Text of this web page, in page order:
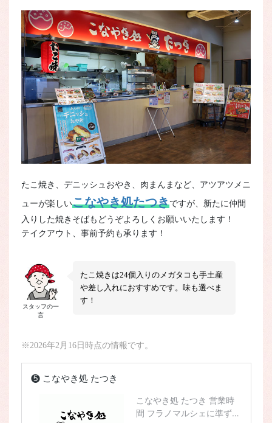
たこ焼き、デニッシュおやき、肉まんまなど、アツアツメニ
ューが楽しいこなやき処たつきですが、新たに仲間
入りした焼きそばもどうぞよろしくお願いいたします！
テイクアウト、事前予約も承ります！
スタッフの一
言
たこ焼きは24個入りのメガタコも手土産
や差し入れにおすすめです。味も選べま
す！
※2026年2月16日時点の情報です。